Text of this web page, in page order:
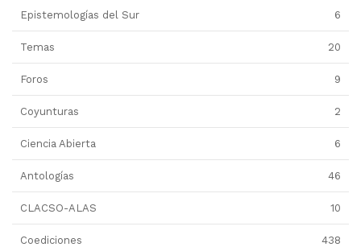
Epistemologías del Sur 6
Temas 20
Foros 9
Coyunturas 2
Ciencia Abierta 6
Antologías 46
CLACSO-ALAS 10
Coediciones 438